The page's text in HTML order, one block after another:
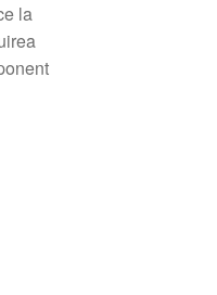
la